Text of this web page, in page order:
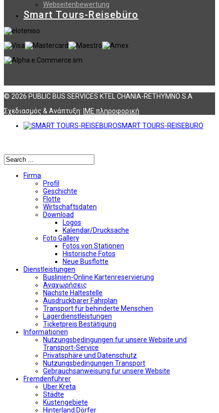
Webseitenbewertung
Smart Tours-Reisebüro
© 2026 PUBLIC BUS SERVICES KTEL CHANIA-RETHYMNO S.A
Σχεδιασμός & Ανάπτυξη: ΙΜΕ πληροφορική
SMART TOURS-REISEBURO
Firma
Profil
Geschichte
Flotte
Wirtschaftsdaten
Download
Logos
Kalendar/Drucksache
Foto Gallery
Fotos von Stationen
Historische Fotos
Neue Busflotte
Dienstleistungen
Buslinien-Online Kartenreservierung
Αναχωρήσεις
Nächste Haltestelle
Αusdruckbarer Fahrplan
Transport für behinderte Menschen
Lagerdienstleistungen
Ticketpreis Bestätigung
Informationen
Nutzungsbedingungen fur unsere Website und
Transport-Service
Privatsphäre und Datenschutz
Nutzungsbedingungen Transport
Gebrauchsanweisung fur unsere Website
Fremdenführer
Uber Kreta
Städte
Küstengebiete
Hinterland Dörfer